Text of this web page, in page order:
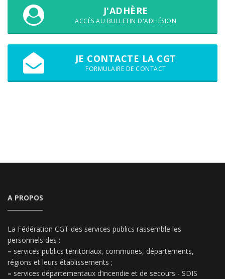
J'ADHÈRE
ACCÈS AU BULLETIN D'ADHÉSION
JE CONTACTE LA CGT
FORMULAIRE DE CONTACT
A PROPOS
La Fédération CGT des services publics rassemble les
personnels des :
– services publics territoriaux, communes, départements,
régions et leurs établissements ;
– services départementaux d’incendie et de secours - SDIS